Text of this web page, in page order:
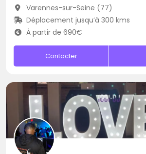
Varennes-sur-Seine (77)
Déplacement jusqu’à 300 kms
À partir de 690€
Contacter